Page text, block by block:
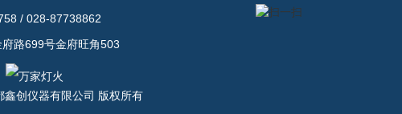
/ 028-87738862
路699号金府旺角503
创仪器有限公司 版权所有